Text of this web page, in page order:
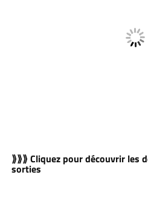
⟫⟫⟫ Cliquez pour découvrir les
sorties